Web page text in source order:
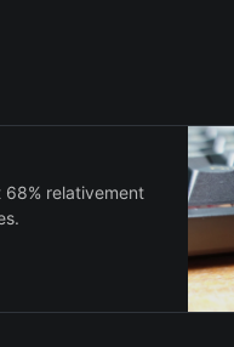
68% relativement